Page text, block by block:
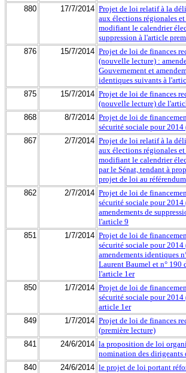
880
17/7/2014 Projet de loi relatif à la
aux élections régionales
modifiant le calendrier
suppression à l'article
876
15/7/2014 Projet de loi de finances
(nouvelle lecture) :
Gouvernement et
identiques suivants à
875
15/7/2014 Projet de loi de finances
(nouvelle lecture) de
868
8/7/2014 Projet de loi de
sécurité sociale pour 2014
867
2/7/2014 Projet de loi relatif à la
aux élections régionales
modifiant le calendrier
par le Sénat, tendant à
projet de loi au référendum
862
2/7/2014 Projet de loi de
sécurité sociale pour 2014
amendements de
l'article 9
851
1/7/2014 Projet de loi de
sécurité sociale pour 2014
amendements identiques
Laurent Baumel et n° 190
l'article 1er
850
1/7/2014 Projet de loi de
sécurité sociale pour 2014
article 1er
849
1/7/2014 Projet de loi de finances
(première lecture)
841
24/6/2014 la proposition de loi
nomination des dirigeants
840
24/6/2014 le projet de loi portant